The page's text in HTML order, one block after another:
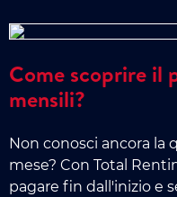
Come scoprire il
mensili?
Non conosci ancora la
mese? Con Total
pagare fin dall'inizio e